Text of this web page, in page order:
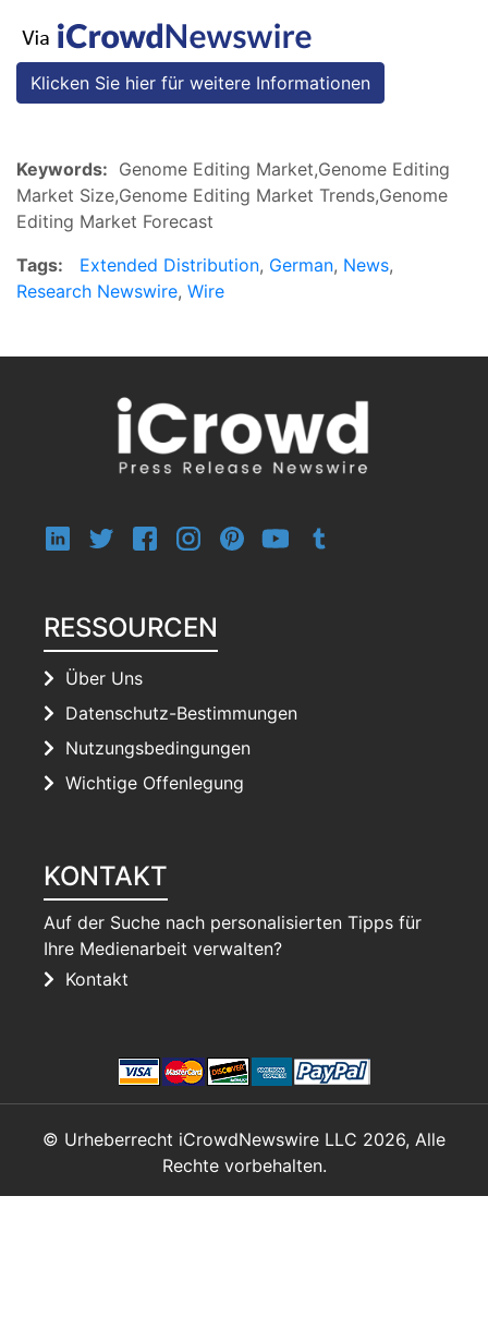
Klicken Sie hier für weitere Informationen
Keywords: Genome Editing Market,Genome Editing
Market Size,Genome Editing Market Trends,Genome
Editing Market Forecast
Tags:
Extended Distribution, German, News,
Research Newswire, Wire
RESSOURCEN
Über Uns
Datenschutz-Bestimmungen
Nutzungsbedingungen
Wichtige Offenlegung
KONTAKT
Auf der Suche nach personalisierten Tipps für
Ihre Medienarbeit verwalten?
Kontakt
© Urheberrecht iCrowdNewswire LLC 2026, Alle
Rechte vorbehalten.